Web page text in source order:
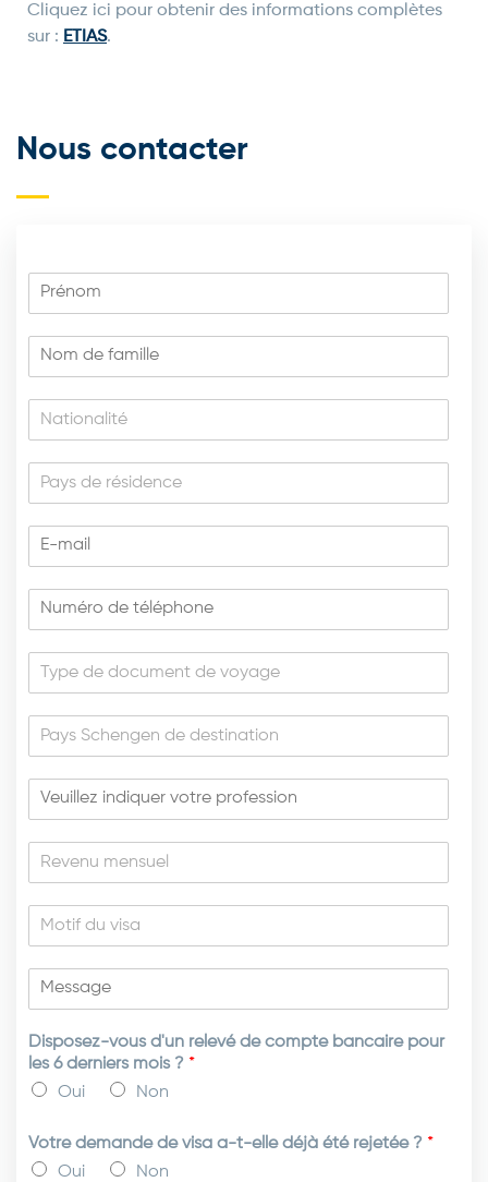
Cliquez ici pour obtenir des informations complètes
sur : ETIAS.
Nous contacter
Disposez-vous d'un relevé de compte bancaire pour
les 6 derniers mois ? *
Oui
Non
Votre demande de visa a-t-elle déjà été rejetée ? *
Oui
Non